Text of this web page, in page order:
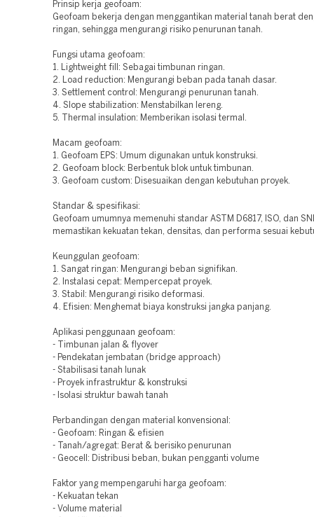
Prinsip kerja geofoam:
Geofoam bekerja dengan menggantikan material tanah berat
ringan, sehingga mengurangi risiko penurunan tanah.
Fungsi utama geofoam:
1. Lightweight fill: Sebagai timbunan ringan.
2. Load reduction: Mengurangi beban pada tanah dasar.
3. Settlement control: Mengurangi penurunan tanah.
4. Slope stabilization: Menstabilkan lereng.
5. Thermal insulation: Memberikan isolasi termal.
Macam geofoam:
1. Geofoam EPS: Umum digunakan untuk konstruksi.
2. Geofoam block: Berbentuk blok untuk timbunan.
3. Geofoam custom: Disesuaikan dengan kebutuhan proyek.
Standar & spesifikasi:
Geofoam umumnya memenuhi standar ASTM D6817, ISO, dan
memastikan kekuatan tekan, densitas, dan performa sesuai
Keunggulan geofoam:
1. Sangat ringan: Mengurangi beban signifikan.
2. Instalasi cepat: Mempercepat proyek.
3. Stabil: Mengurangi risiko deformasi.
4. Efisien: Menghemat biaya konstruksi jangka panjang.
Aplikasi penggunaan geofoam:
- Timbunan jalan & flyover
- Pendekatan jembatan (bridge approach)
- Stabilisasi tanah lunak
- Proyek infrastruktur & konstruksi
- Isolasi struktur bawah tanah
Perbandingan dengan material konvensional:
- Geofoam: Ringan & efisien
- Tanah/agregat: Berat & berisiko penurunan
- Geocell: Distribusi beban, bukan pengganti volume
Faktor yang mempengaruhi harga geofoam:
- Kekuatan tekan
- Volume material